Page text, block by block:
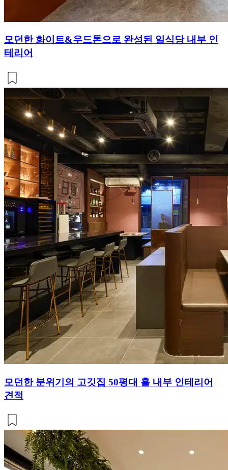
모던한 화이트&우드톤으로 완성된 일식당 내부 인
테리어
모던한 분위기의 고깃집 50평대 홀 내부 인테리어
견적